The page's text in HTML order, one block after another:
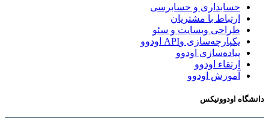
حسابداری و حسابرسی
ارتباط با مشتریان
طراحی وبسایت و سئو
یکپارچه‌سازی وAPI اودوو
پیاده‌سازی اودوو
ارتقاء اودوو
آموزش اودوو
دانشگاه اودوونیکس